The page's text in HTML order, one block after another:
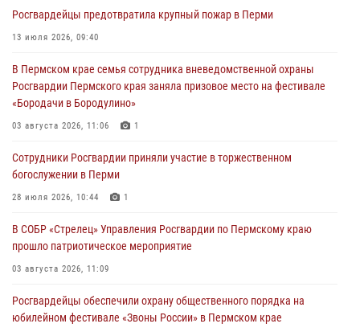
30 июля 2026, 05:19
богослужении в Перми
28 июля 2026, 10:44
Росгвардейцы оказали силовую поддержку при задержании
28 июля 2026, 06:15
Росгвардейцы предотвратила крупный пожар в Перми
13 июля 2026, 09:40
В Пермском крае семья сотрудника вневедомственной охраны
Росгвардии Пермского края заняла призовое место на фестивале
«Бородачи в Бородулино»
03 августа 2026, 11:06 1
Сотрудники Росгвардии приняли участие в торжественном
богослужении в Перми
28 июля 2026, 10:44 1
В СОБР «Стрелец» Управления Росгвардии по Пермскому краю
прошло патриотическое мероприятие
03 августа 2026, 11:09
Росгвардейцы обеспечили охрану общественного порядка на
юбилейном фестивале «Звоны России» в Пермском крае